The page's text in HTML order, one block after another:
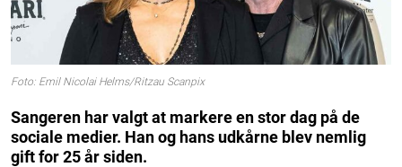
Foto: Emil Nicolai Helms/Ritzau Scanpix
Sangeren har valgt at markere en stor dag på de
sociale medier. Han og hans udkårne blev nemlig
gift for 25 år siden.